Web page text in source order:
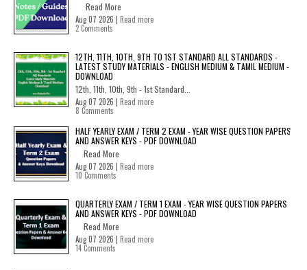
Read More
Aug 07 2026 | Read more
2 Comments
12TH, 11TH, 10TH, 9TH TO 1ST STANDARD ALL STANDARDS -
LATEST STUDY MATERIALS - ENGLISH MEDIUM & TAMIL MEDIUM -
DOWNLOAD
12th, 11th, 10th, 9th - 1st Standard...
Aug 07 2026 | Read more
8 Comments
HALF YEARLY EXAM / TERM 2 EXAM - YEAR WISE QUESTION PAPERS
AND ANSWER KEYS - PDF DOWNLOAD
Read More
Aug 07 2026 | Read more
10 Comments
QUARTERLY EXAM / TERM 1 EXAM - YEAR WISE QUESTION PAPERS
AND ANSWER KEYS - PDF DOWNLOAD
Read More
Aug 07 2026 | Read more
14 Comments